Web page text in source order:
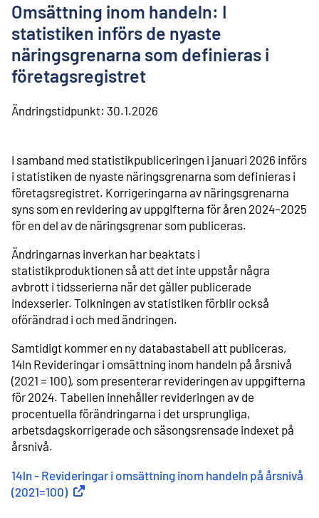
Omsättning inom handeln: I
statistiken införs de nyaste
näringsgrenarna som definieras i
företagsregistret
Ändringstidpunkt: 30.1.2026
I samband med statistikpubliceringen i januari 2026 införs
i statistiken de nyaste näringsgrenarna som definieras i
företagsregistret. Korrigeringarna av näringsgrenarna
syns som en revidering av uppgifterna för åren 2024–2025
för en del av de näringsgrenar som publiceras.
Ändringarnas inverkan har beaktats i
statistikproduktionen så att det inte uppstår några
avbrott i tidsserierna när det gäller publicerade
indexserier. Tolkningen av statistiken förblir också
oförändrad i och med ändringen.
Samtidigt kommer en ny databastabell att publiceras,
14ln Revideringar i omsättning inom handeln på årsnivå
(2021 = 100), som presenterar revideringen av uppgifterna
för 2024. Tabellen innehåller revideringen av de
procentuella förändringarna i det ursprungliga,
arbetsdagskorrigerade och säsongsrensade indexet på
årsnivå.
14ln - Revideringar i omsättning inom handeln på årsnivå
(2021=100) Extern länk